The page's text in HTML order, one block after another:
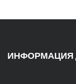
ИНФОРМАЦИЯ